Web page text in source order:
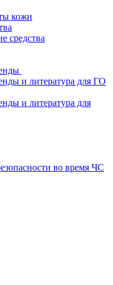
кожи
средства
и литература для ГО
и литература для
во время ЧС